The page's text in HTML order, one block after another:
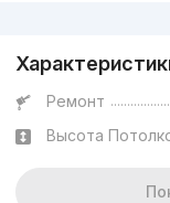
Ремонт
Высота